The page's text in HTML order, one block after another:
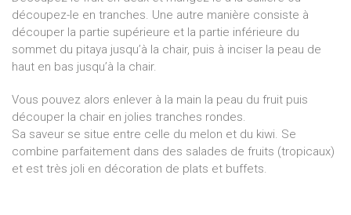
découpez-le en tranches. Une autre manière consiste à
découper la partie supérieure et la partie inférieure du
sommet du pitaya jusqu’à la chair, puis à inciser la peau de
haut en bas jusqu’à la chair.
Vous pouvez alors enlever à la main la peau du fruit puis
découper la chair en jolies tranches rondes.
Sa saveur se situe entre celle du melon et du kiwi. Se
combine parfaitement dans des salades de fruits (tropicaux)
et est très joli en décoration de plats et buffets.